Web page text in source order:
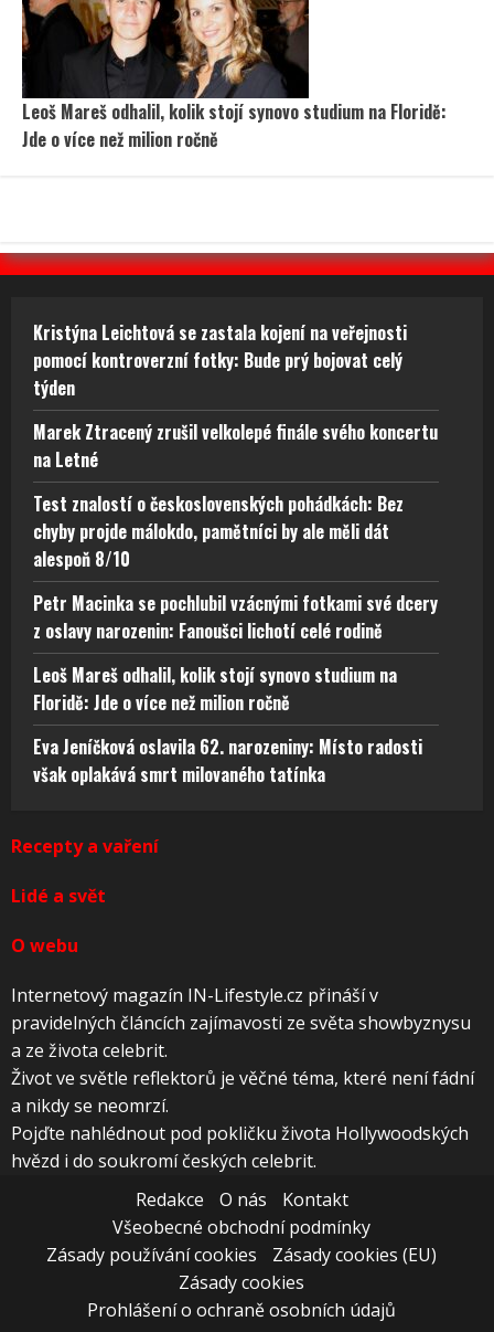
Leoš Mareš odhalil, kolik stojí synovo studium na Floridě:
Jde o více než milion ročně
Kristýna Leichtová se zastala kojení na veřejnosti
pomocí kontroverzní fotky: Bude prý bojovat celý
Marek Ztracený zrušil velkolepé finále svého koncertu
na Letné
Test znalostí o československých pohádkách: Bez
chyby projde málokdo, pamětníci by ale měli dát
alespoň 8/10
Petr Macinka se pochlubil vzácnými fotkami své dcery
z oslavy narozenin: Fanoušci lichotí celé rodině
Leoš Mareš odhalil, kolik stojí synovo studium na
Floridě: Jde o více než milion ročně
Eva Jeníčková oslavila 62. narozeniny: Místo radosti
však oplakává smrt milovaného tatínka
Recepty a vaření
O webu
Internetový magazín IN-Lifestyle.cz přináší v
pravidelných článcích zajímavosti ze světa showbyznysu
Život ve světle reflektorů je věčné téma, které není fádní
a nikdy se neomrzí.
Pojďte nahlédnout pod pokličku života Hollywoodských
hvězd i do soukromí českých celebrit.
Redakce
Všeobecné obchodní podmínky
Zásady používání cookies
Zásady cookies (EU)
Zásady cookies
Prohlášení o ochraně osobních údajů
Copyright © JJV Group, s.r.o. Web je součástí skupiny
JJV Group, která přináší webový obsah již více než 8